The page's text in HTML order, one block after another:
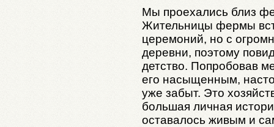
Мы проехались близ
Жительницы фермы
церемоний, но с
деревни, поэтому
детство. Попробовав
его насыщенным,
уже забыт. Это
большая личная
оставалось живым и